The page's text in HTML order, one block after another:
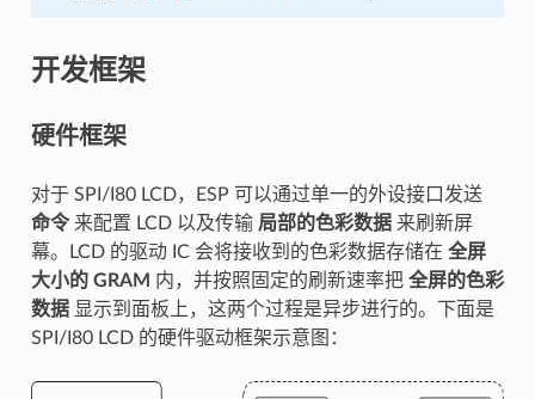
开发框架
硬件框架
对于 SPI/I80 LCD，ESP 可以通过单一的外设接口发送
命令来配置 LCD 以及传输 局部的色彩数据来刷新屏
幕。LCD 的驱动 IC 会将接收到的色彩数据存储在 全屏
大小的 GRAM 内，并按照固定的刷新速率把 全屏的色彩
数据显示到面板上，这两个过程是异步进行的。下面是
SPI/I80 LCD 的硬件驱动框架示意图：